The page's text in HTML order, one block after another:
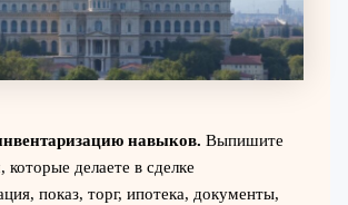
навыков. Выпишите
которые делаете в сделке
показ, торг, ипотека, документы,